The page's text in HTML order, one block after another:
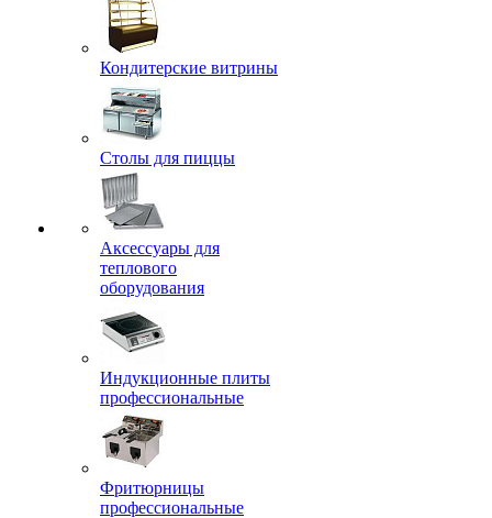
Кондитерские витрины
Столы для пиццы
Аксессуары для
теплового
оборудования
Индукционные плиты
профессиональные
Фритюрницы
профессиональные